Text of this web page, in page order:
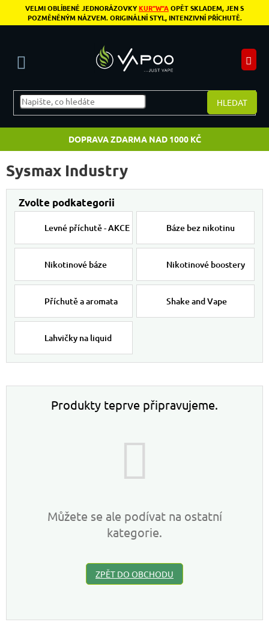
Přejít na obsah
VELMI OBLÍBENÉ JEDNORÁZOVKYKUR"W"AOPĚT SKLADEM, JEN S
POZMĚNĚNÝM NÁZVEM. ORIGINÁLNÍ STYL, INTENZIVNÍ PŘÍCHUTĚ.
HLEDAT
DOPRAVA ZDARMA NAD 1000 KČ
Sysmax Industry
Levné příchutě - AKCE Báze bez nikotinu
Nikotinové báze Nikotinové boostery
Příchutě a aromata Shake and Vape
Lahvičky na liquid
Produkty teprve připravujeme.
Můžete se ale podívat na ostatní
kategorie.
ZPĚT DO OBCHODU